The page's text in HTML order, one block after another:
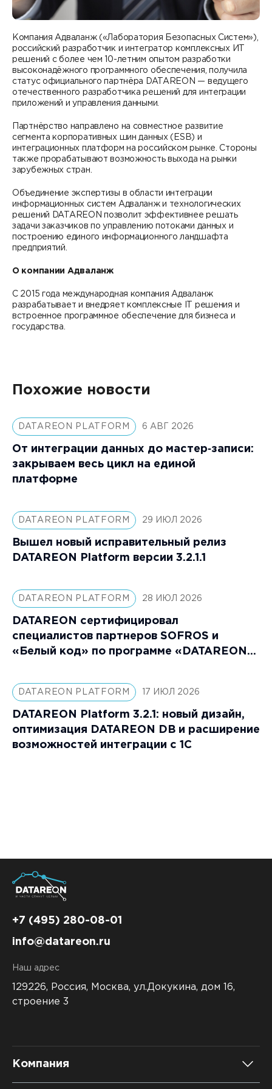
Контакты
Клиенты и проекты
DATAREON ESB
Анонсы мероприятий
СМИ о нас
Образовательный марафон: ваш рывок к новым
знаниям
Учебные курсы DATAREON
Техническая поддержка
Сертификация
Партнеры
Партнерство с DATAREON
Партнеры DATAREON
Центр экспертизы
Статьи
Документация
Вебинары
Компания Адваланж («Лаборатория Безопасных Систем»),
российский разработчик и интегратор комплексных ИТ
решений с более чем 10-летним опытом разработки
высоконадёжного программного обеспечения, получила
статус официального партнёра DATAREON — ведущего
отечественного разработчика решений для интеграции
приложений и управления данными.
Партнёрство направлено на совместное развитие
сегмента корпоративных шин данных (ESB) и
интеграционных платформ на российском рынке. Стороны
также прорабатывают возможность выхода на рынки
зарубежных стран.
Объединение экспертизы в области интеграции
информационных систем Адваланж и технологических
решений DATAREON позволит эффективнее решать
задачи заказчиков по управлению потоками данных и
построению единого информационного ландшафта
предприятий.
О компании Адваланж
С 2015 года международная компания Адваланж
разрабатывает и внедряет комплексные IT решения и
встроенное программное обеспечение для бизнеса и
государства.
Похожие новости
DATAREON PLATFORM 6 АВГ 2026
От интеграции данных до мастер‑записи:
закрываем весь цикл на единой
платформе
DATAREON PLATFORM 29 ИЮЛ 2026
Вышел новый исправительный релиз
DATAREON Platform версии 3.2.1.1
DATAREON PLATFORM 28 ИЮЛ 2026
DATAREON сертифицировал
специалистов партнеров SOFROS и
«Белый код» по программе «DATAREON
DATAREON PLATFORM 17 ИЮЛ 2026
DATAREON Platform 3.2.1: новый дизайн,
оптимизация DATAREON DB и расширение
возможностей интеграции с 1С
+7 (495) 280-08-01
info@datareon.ru
Наш адрес
129226, Россия, Москва, ул.Докукина, дом 16,
строение 3
Компания